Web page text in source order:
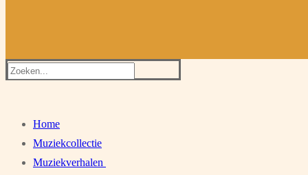
Zoeken
Home
Muziekcollectie
Muziekverhalen